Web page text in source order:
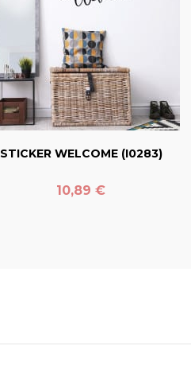
favorite_border
STICKER WELCOME (I0283)
Prix
10,89 €